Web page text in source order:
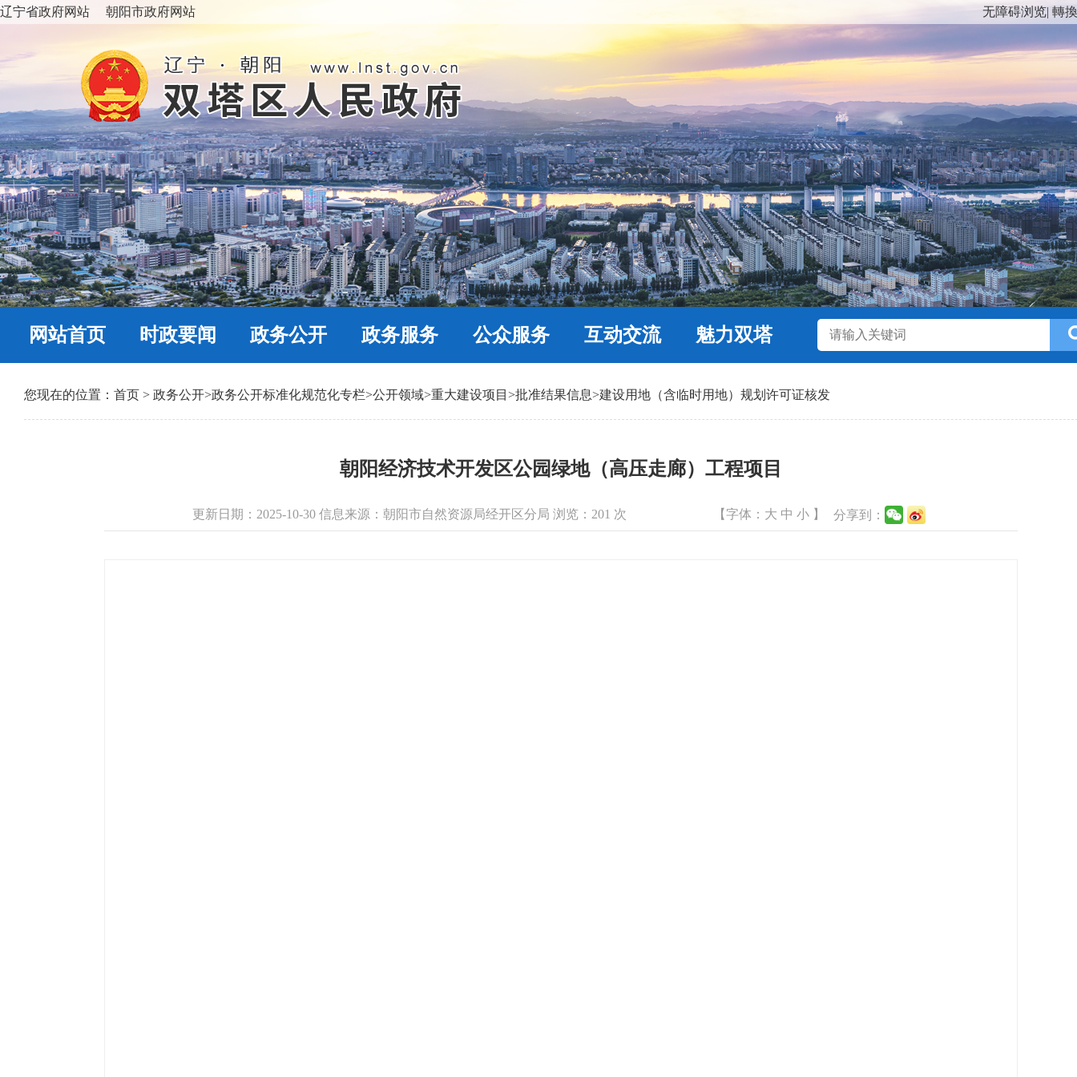
辽宁省政府网站 朝阳市政府网站 无障碍浏览| 轉
网站首页 时政要闻 政务公开 政务服务 公众服务 互动交流 魅力双塔
您现在的位置： 首页 > 政务公开>政务公开标准化规范化专栏>公开领域>重大建设项目 >批准结果信息>建设用地（含临时用地）规划许可证核发
朝阳经济技术开发区公园绿地（高压走廊）工程项目
更新日期：2025-10-30 信息来源：朝阳市自然资源局经开区分局 浏览： 201 次 【字体： 大 中 小 】 分享到：